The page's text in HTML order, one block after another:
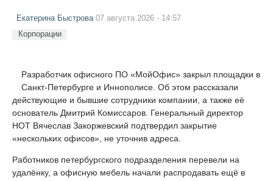
Екатерина Быстрова07 августа 2026 - 14:57
Корпорации
Разработчик офисного ПО «МойОфис» закрыл площадки в
Санкт-Петербурге и Иннополисе. Об этом рассказали
действующие и бывшие сотрудники компании, а также её
основатель Дмитрий Комиссаров. Генеральный директор
НОТ Вячеслав Закоржевский подтвердил закрытие
«нескольких офисов», не уточнив адреса.
Работников петербургского подразделения перевели на
удалёнку, а офисную мебель начали распродавать ещё в